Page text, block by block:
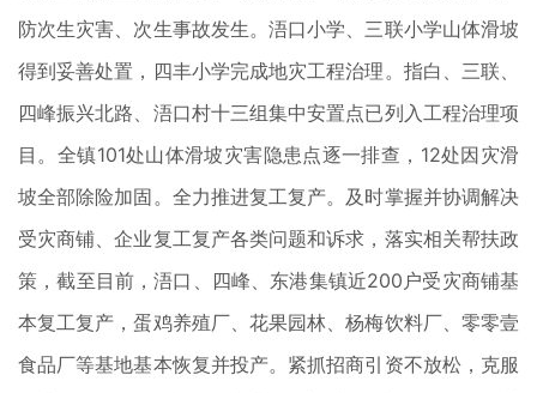
防次生灾害、次生事故发生。浯口小学、三联小学山体滑坡
得到妥善处置，四丰小学完成地灾工程治理。指白、三联、
四峰振兴北路、浯口村十三组集中安置点已列入工程治理项
目。全镇101处山体滑坡灾害隐患点逐一排查，12处因灾滑
坡全部除险加固。全力推进复工复产。及时掌握并协调解决
受灾商铺、企业复工复产各类问题和诉求，落实相关帮扶政
策，截至目前，浯口、四峰、东港集镇近200户受灾商铺基
本复工复产，蛋鸡养殖厂、花果园林、杨梅饮料厂、零零壹
食品厂等基地基本恢复并投产。紧抓招商引资不放松，克服